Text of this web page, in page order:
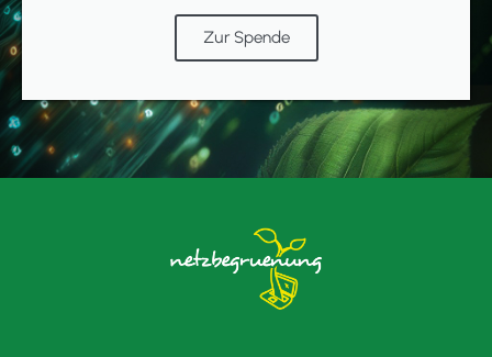
Zur Spende